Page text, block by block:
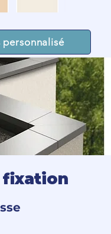
personnalisé
fixation